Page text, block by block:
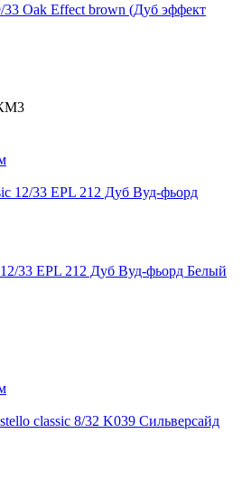
33 Oak Effect brown (Дуб эффект
33 EPL 212 Дуб Вуд-фьорд Белый